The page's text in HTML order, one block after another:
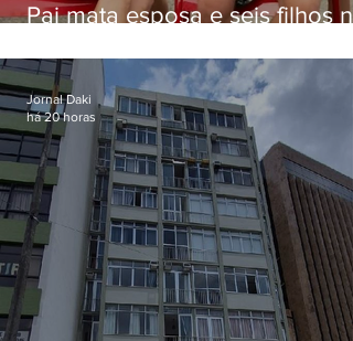
Pai mata esposa e seis filhos
Jornal Daki
há 20 horas